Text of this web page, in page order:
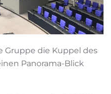
Gruppe die Kuppel des
Panorama-Blick